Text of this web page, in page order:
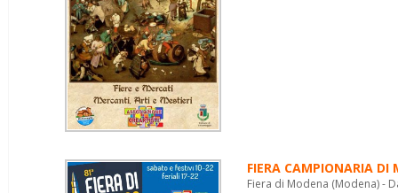
FIERA CAMPIONARIA DI
Fiera di Modena (Modena) -